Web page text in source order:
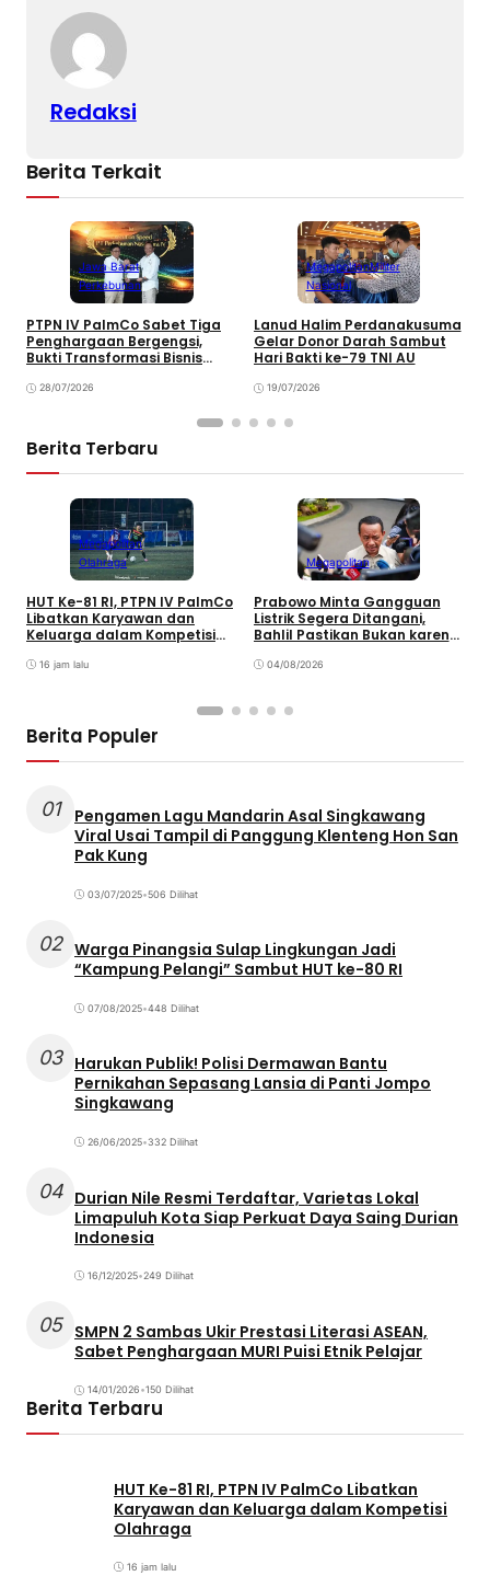
Redaksi
Berita Terkait
Jawa Barat
Perkebunan
PTPN IV PalmCo Sabet Tiga
Penghargaan Bergengsi,
Bukti Transformasi Bisnis
28/07/2026
MegapolitanMiliter
Nasional
Lanud Halim Perdanakusuma
Gelar Donor Darah Sambut
Hari Bakti ke-79 TNI AU
19/07/2026
Berita Terbaru
Megapolitan
Olahraga
HUT Ke-81 RI, PTPN IV PalmCo
Libatkan Karyawan dan
Keluarga dalam Kompetisi
16 jam lalu
Megapolitan
Prabowo Minta Gangguan
Listrik Segera Ditangani,
Bahlil Pastikan Bukan karena
04/08/2026
Berita Populer
01
Pengamen Lagu Mandarin Asal Singkawang
Viral Usai Tampil di Panggung Klenteng Hon San
Pak Kung
03/07/2025•506 Dilihat
02 Warga Pinangsia Sulap Lingkungan Jadi
“Kampung Pelangi” Sambut HUT ke-80 RI
07/08/2025•448 Dilihat
03 Harukan Publik! Polisi Dermawan Bantu
Pernikahan Sepasang Lansia di Panti Jompo
Singkawang
26/06/2025•332 Dilihat
04 Durian Nile Resmi Terdaftar, Varietas Lokal
Limapuluh Kota Siap Perkuat Daya Saing Durian
Indonesia
16/12/2025•249 Dilihat
05 SMPN 2 Sambas Ukir Prestasi Literasi ASEAN,
Sabet Penghargaan MURI Puisi Etnik Pelajar
14/01/2026•150 Dilihat
Berita Terbaru
HUT Ke-81 RI, PTPN IV PalmCo Libatkan
Karyawan dan Keluarga dalam Kompetisi
Olahraga
16 jam lalu